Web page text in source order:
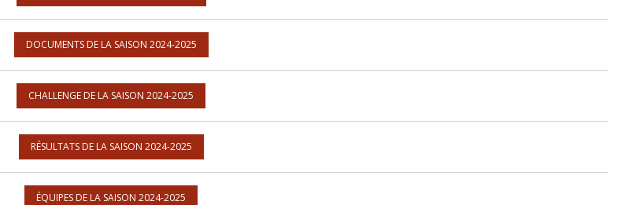
DOCUMENTS DE LA SAISON 2024-2025
CHALLENGE DE LA SAISON 2024-2025
RÉSULTATS DE LA SAISON 2024-2025
ÉQUIPES DE LA SAISON 2024-2025